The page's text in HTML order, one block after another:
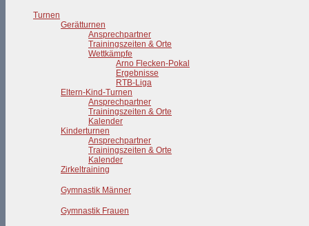
Turnen
Gerätturnen
Ansprechpartner
Trainingszeiten & Orte
Wettkämpfe
Arno Flecken-Pokal
Ergebnisse
RTB-Liga
Eltern-Kind-Turnen
Ansprechpartner
Trainingszeiten & Orte
Kalender
Kinderturnen
Ansprechpartner
Trainingszeiten & Orte
Kalender
Zirkeltraining
Gymnastik Männer
Gymnastik Frauen